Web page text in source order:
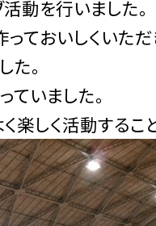
動を行いました。
ておいしくいただ
た。
ていました。
しく活動するこ